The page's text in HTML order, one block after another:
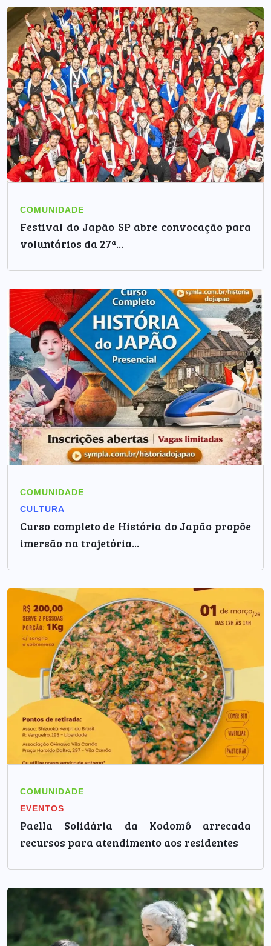
COMUNIDADE
Festival do Japão SP abre convocação para
voluntários da 27ª...
COMUNIDADE
CULTURA
Curso completo de História do Japão propõe
imersão na trajetória...
COMUNIDADE
EVENTOS
Paella Solidária da Kodomô arrecada
recursos para atendimento aos residentes